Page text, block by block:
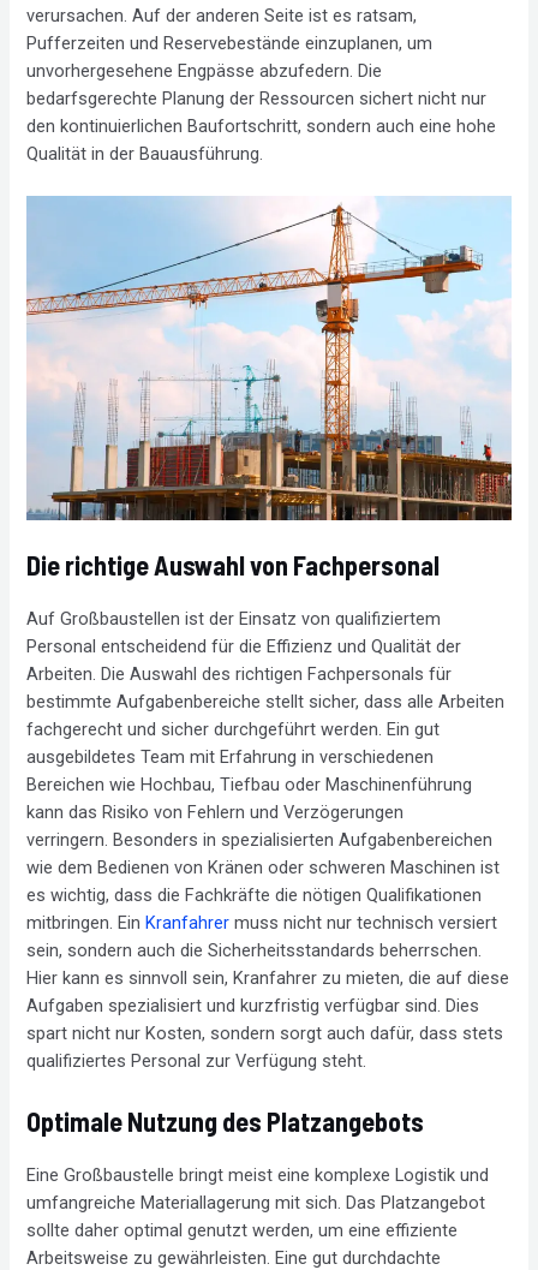
verursachen. Auf der anderen Seite ist es ratsam,
Pufferzeiten und Reservebestände einzuplanen, um
unvorhergesehene Engpässe abzufedern. Die
bedarfsgerechte Planung der Ressourcen sichert nicht nur
den kontinuierlichen Baufortschritt, sondern auch eine hohe
Qualität in der Bauausführung.
Die richtige Auswahl von Fachpersonal
Auf Großbaustellen ist der Einsatz von qualifiziertem
Personal entscheidend für die Effizienz und Qualität der
Arbeiten. Die Auswahl des richtigen Fachpersonals für
bestimmte Aufgabenbereiche stellt sicher, dass alle Arbeiten
fachgerecht und sicher durchgeführt werden. Ein gut
ausgebildetes Team mit Erfahrung in verschiedenen
Bereichen wie Hochbau, Tiefbau oder Maschinenführung
kann das Risiko von Fehlern und Verzögerungen
verringern. Besonders in spezialisierten Aufgabenbereichen
wie dem Bedienen von Kränen oder schweren Maschinen ist
es wichtig, dass die Fachkräfte die nötigen Qualifikationen
mitbringen. Ein Kranfahrer muss nicht nur technisch versiert
sein, sondern auch die Sicherheitsstandards beherrschen.
Hier kann es sinnvoll sein, Kranfahrer zu mieten, die auf diese
Aufgaben spezialisiert und kurzfristig verfügbar sind. Dies
spart nicht nur Kosten, sondern sorgt auch dafür, dass stets
qualifiziertes Personal zur Verfügung steht.
Optimale Nutzung des Platzangebots
Eine Großbaustelle bringt meist eine komplexe Logistik und
umfangreiche Materiallagerung mit sich. Das Platzangebot
sollte daher optimal genutzt werden, um eine effiziente
Arbeitsweise zu gewährleisten. Eine gut durchdachte